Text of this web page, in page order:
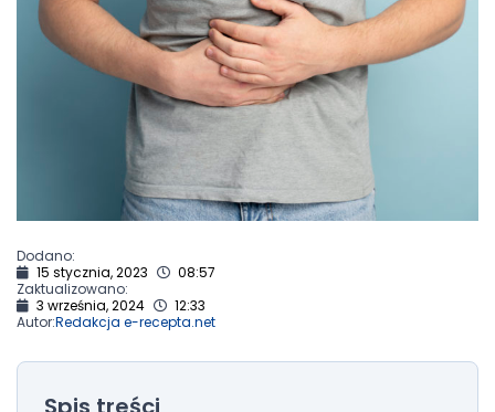
Dodano:
15 stycznia, 2023
08:57
Zaktualizowano:
3 września, 2024
12:33
Autor:Redakcja e-recepta.net